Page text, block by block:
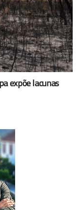
expõe lacunas